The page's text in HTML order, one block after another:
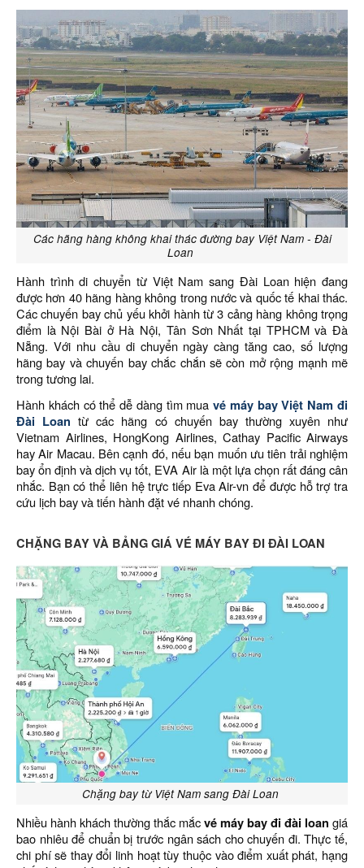
Các hãng hàng không khai thác đường bay Việt Nam - Đài
Loan
Hành trình di chuyển từ Việt Nam sang Đài Loan hiện đang
được hơn 40 hãng hàng không trong nước và quốc tế khai thác.
Các chuyến bay chủ yếu khởi hành từ 3 cảng hàng không trọng
điểm là Nội Bài ở Hà Nội, Tân Sơn Nhất tại TPHCM và Đà
Nẵng. Với nhu cầu di chuyển ngày càng tăng cao, số lượng
hãng bay và chuyến bay chắc chắn sẽ còn mở rộng mạnh mẽ
trong tương lai.
Hành khách có thể dễ dàng tìm muavé máy bay Việt Nam đi
Đài Loan từ các hãng có chuyến bay thường xuyên như
Vietnam Airlines, HongKong Airlines, Cathay Pacific Airways
hay Air Macau. Bên cạnh đó, nếu bạn muốn ưu tiên trải nghiệm
bay ổn định và dịch vụ tốt, EVA Air là một lựa chọn rất đáng cân
nhắc. Bạn có thể liên hệ trực tiếp Eva Air-vn để được hỗ trợ tra
cứu lịch bay và tiến hành đặt vé nhanh chóng.
CHẶNG BAY VÀ BẢNG GIÁ VÉ MÁY BAY ĐI ĐÀI LOAN
Chặng bay từ Việt Nam sang Đài Loan
Nhiều hành khách thường thắc mắcvé máy bay đi đài loan giá
bao nhiêu để chuẩn bị trước ngân sách cho chuyến đi. Thực tế,
chi phí sẽ thay đổi linh hoạt tùy thuộc vào điểm xuất phát, hạng